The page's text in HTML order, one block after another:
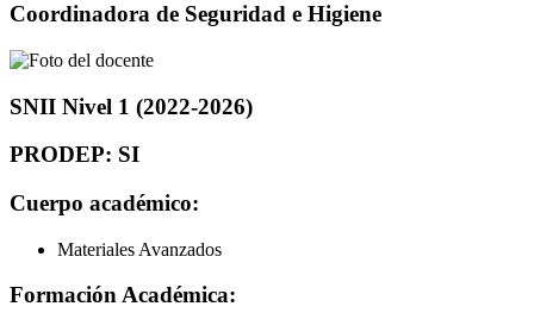
Coordinadora de Seguridad e Higiene
SNII Nivel 1 (2022-2026)
PRODEP: SI
Cuerpo académico:
Materiales Avanzados
Formación Académica: